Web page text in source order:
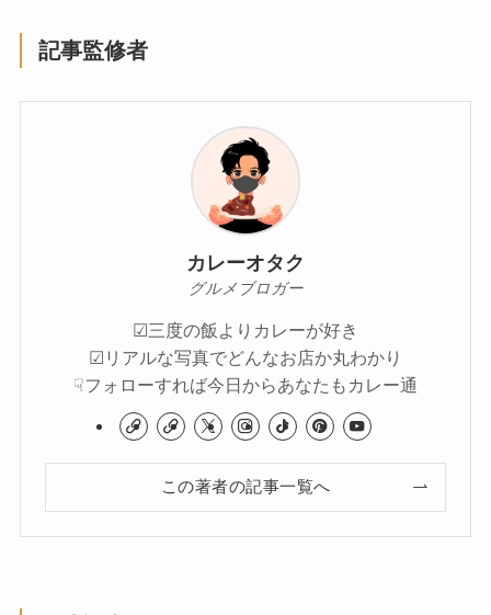
記事監修者
カレーオタク
グルメブロガー
☑︎三度の飯よりカレーが好き
☑︎リアルな写真でどんなお店か丸わかり
☟フォローすれば今日からあなたもカレー通
この著者の記事一覧へ